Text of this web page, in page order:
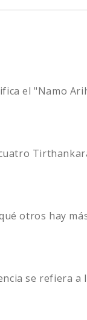
el "Namo
otros hay
se refiera a